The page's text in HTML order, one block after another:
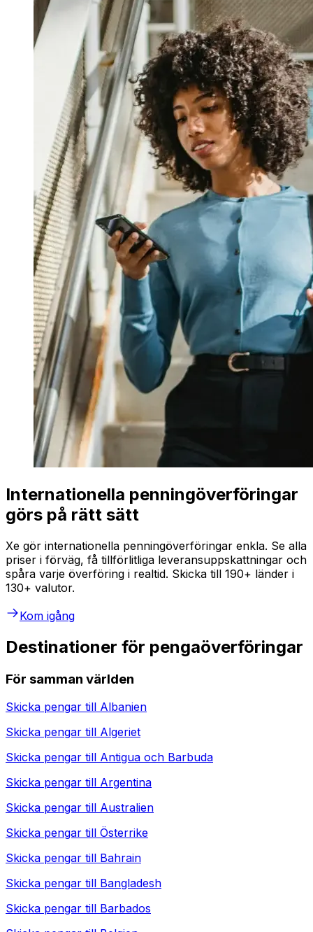
Internationella penningöverföringar
görs på rätt sätt
Xe gör internationella penningöverföringar enkla. Se alla
priser i förväg, få tillförlitliga leveransuppskattningar och
spåra varje överföring i realtid. Skicka till 190+ länder i
130+ valutor.
Kom igång
Destinationer för pengaöverföringar
För samman världen
Skicka pengar till Albanien
Skicka pengar till Algeriet
Skicka pengar till Antigua och Barbuda
Skicka pengar till Argentina
Skicka pengar till Australien
Skicka pengar till Österrike
Skicka pengar till Bahrain
Skicka pengar till Bangladesh
Skicka pengar till Barbados